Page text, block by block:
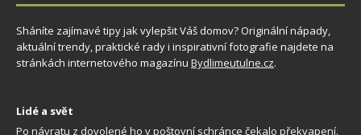
Sháníte zajímavé tipy jak vylepšit Váš domov? Originální nápady,
aktuální trendy, praktické rady i inspirativní fotografie najdete na
stránkách internetového magazínu Bydlimeutulne.cz.
Lidé a svět
Po návratu z dovolené ho v poštovní schránce čekalo překvapení.